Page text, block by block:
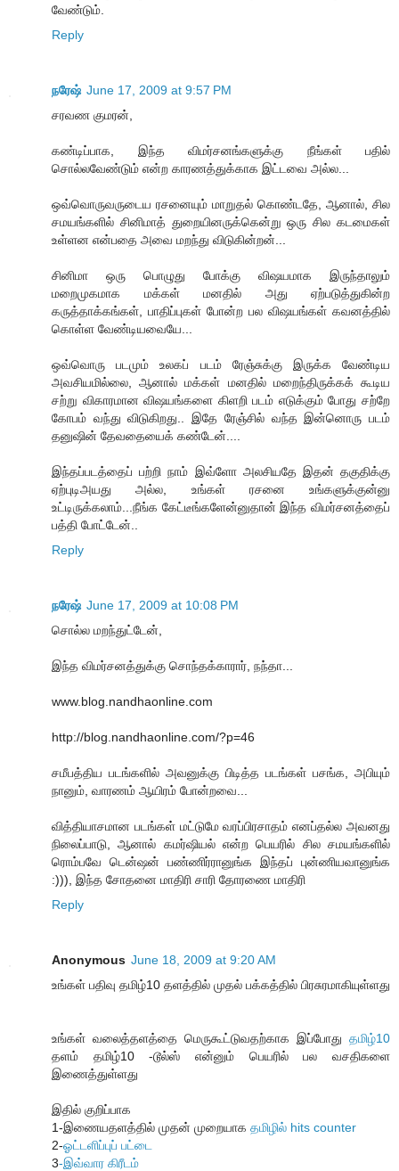
வேண்டும்.
Reply
நரேஷ் June 17, 2009 at 9:57 PM
சரவண குமரன்,
கண்டிப்பாக, இந்த விமர்சனங்களுக்கு நீங்கள் பதில்
சொல்லவேண்டும் என்ற காரணத்துக்காக இட்டவை அல்ல...
ஒவ்வொருவருடைய ரசனையும் மாறுதல் கொண்டதே, ஆனால், சில
சமயங்களில் சினிமாத் துறையினருக்கென்று ஒரு சில கடமைகள்
உள்ளன என்பதை அவை மறந்து விடுகின்றன்...
சினிமா ஒரு பொழுது போக்கு விஷயமாக இருந்தாலும்
மறைமுகமாக மக்கள் மனதில் அது ஏற்படுத்துகின்ற
கருத்தாக்கங்கள், பாதிப்புகள் போன்ற பல விஷயங்கள் கவனத்தில்
கொள்ள வேண்டியவையே...
ஒவ்வொரு படமும் உலகப் படம் ரேஞ்சுக்கு இருக்க வேண்டிய
அவசியமில்லை, ஆனால் மக்கள் மனதில் மறைந்திருக்கக் கூடிய
சற்று விகாரமான விஷயங்களை கிளறி படம் எடுக்கும் போது சற்றே
கோபம் வந்து விடுகிறது.. இதே ரேஞ்சில் வந்த இன்னொரு படம்
தனுஷின் தேவதையைக் கண்டேன்....
இந்தப்படத்தைப் பற்றி நாம் இவ்ளோ அலசியதே இதன் தகுதிக்கு
ஏற்புடிஅயது அல்ல, உங்கள் ரசனை உங்களுக்குன்னு
உட்டிருக்கலாம்...நீங்க கேட்டீங்களேன்னுதான் இந்த விமர்சனத்தைப்
பத்தி போட்டேன்..
Reply
நரேஷ் June 17, 2009 at 10:08 PM
சொல்ல மறந்துட்டேன்,
இந்த விமர்சனத்துக்கு சொந்தக்காரார், நந்தா...
www.blog.nandhaonline.com
http://blog.nandhaonline.com/?p=46
சமீபத்திய படங்களில் அவனுக்கு பிடித்த படங்கள் பசங்க, அபியும்
நானும், வாரணம் ஆயிரம் போன்றவை...
வித்தியாசமான படங்கள் மட்டுமே வரப்பிரசாதம் எனப்தல்ல அவனது
நிலைப்பாடு, ஆனால் கமர்ஷியல் என்ற பெயரில் சில சமயங்களில்
ரொம்பவே டென்ஷன் பண்ணிர்ரானுங்க இந்தப் புன்ணியவானுங்க
:))), இந்த சோதனை மாதிரி சாரி தோரணை மாதிரி
Reply
Anonymous June 18, 2009 at 9:20 AM
உங்கள் பதிவு தமிழ்10 தளத்தில் முதல் பக்கத்தில் பிரசுரமாகியுள்ளது
உங்கள் வலைத்தளத்தை மெருகூட்டுவதற்காக இப்போது தமிழ்10
தளம் தமிழ்10 -டூல்ஸ் என்னும் பெயரில் பல வசதிகளை
இணைத்துள்ளது
இதில் குறிப்பாக
1-இணையதளத்தில் முதன் முறையாக தமிழில் hits counter
2-ஓட்டளிப்புப் பட்டை
3-இவ்வார கிரீடம்